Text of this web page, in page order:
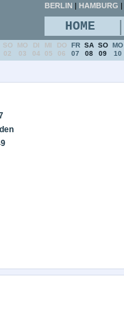
BERLIN | HAMBURG |
HOME |
SO
02
MO
03
DI
04
MI
05
DO
06
FR
07
SA
08
SO
09
MO
10